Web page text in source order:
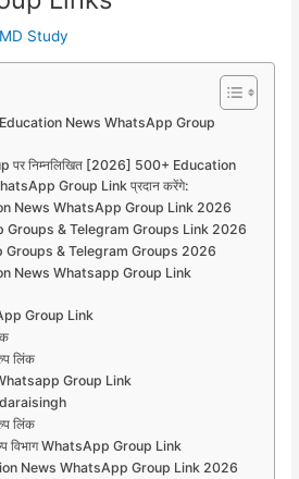
Study
News WhatsApp Group
पर निम्नलिखित [2026] 500+ Education
Group Link प्रदान करेंगे:
News WhatsApp Group Link 2026
Groups & Telegram Groups Link 2026
& Telegram Groups 2026
News Whatsapp Group Link
Group Link
लिंक
Group Link
लिंक
ग्रुप विभाग WhatsApp Group Link
News WhatsApp Group Link 2026